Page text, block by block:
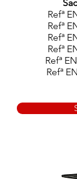
Refª
Refª
Refª
Refª
Refª
Refª